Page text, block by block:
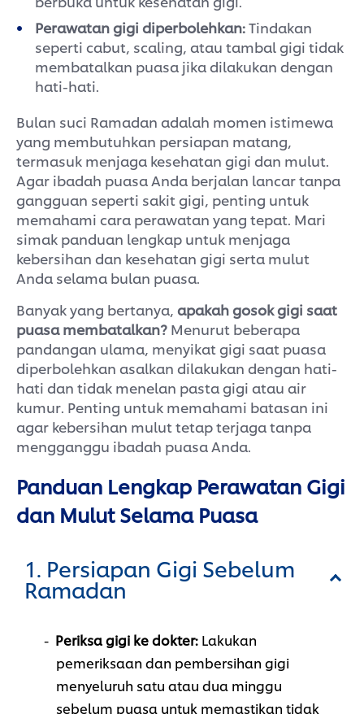
Perawatan gigi diperbolehkan:Tindakan
seperti cabut, scaling, atau tambal gigi tidak
membatalkan puasa jika dilakukan dengan
hati-hati.
Bulan suci Ramadan adalah momen istimewa
yang membutuhkan persiapan matang,
termasuk menjaga kesehatan gigi dan mulut.
Agar ibadah puasa Anda berjalan lancar tanpa
gangguan seperti sakit gigi, penting untuk
memahami cara perawatan yang tepat. Mari
simak panduan lengkap untuk menjaga
kebersihan dan kesehatan gigi serta mulut
Anda selama bulan puasa.
Banyak yang bertanya, apakah gosok gigi saat
puasa membatalkan? Menurut beberapa
pandangan ulama, menyikat gigi saat puasa
diperbolehkan asalkan dilakukan dengan hati-
hati dan tidak menelan pasta gigi atau air
kumur. Penting untuk memahami batasan ini
agar kebersihan mulut tetap terjaga tanpa
mengganggu ibadah puasa Anda.
Panduan Lengkap Perawatan Gigi
dan Mulut Selama Puasa
1. Persiapan Gigi Sebelum
Ramadan
Periksa gigi ke dokter: Lakukan
pemeriksaan dan pembersihan gigi
menyeluruh satu atau dua minggu
sebelum puasa untuk memastikan tidak